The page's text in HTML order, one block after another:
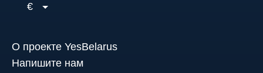
€
О проекте YesBelarus
Напишите нам